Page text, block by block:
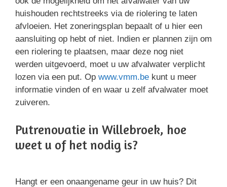
huishouden rechtstreeks via de riolering te laten
afvloeien. Het zoneringsplan bepaalt of u hier een
aansluiting op hebt of niet. Indien er plannen zijn om
een riolering te plaatsen, maar deze nog niet
werden uitgevoerd, moet u uw afvalwater verplicht
lozen via een put. Op www.vmm.be kunt u meer
informatie vinden of en waar u zelf afvalwater moet
zuiveren.
Putrenovatie in Willebroek, hoe
weet u of het nodig is?
Hangt er een onaangename geur in uw huis? Dit